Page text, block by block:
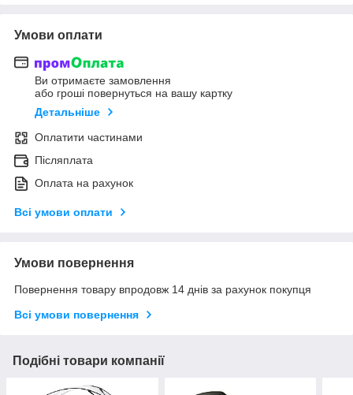
Умови оплати
Ви отримаєте замовлення
або гроші повернуться на вашу картку
Детальніше
Оплатити частинами
Післяплата
Оплата на рахунок
Всі умови оплати
Умови повернення
Повернення товару впродовж 14 днів за рахунок покупця
Всі умови повернення
Подібні товари компанії